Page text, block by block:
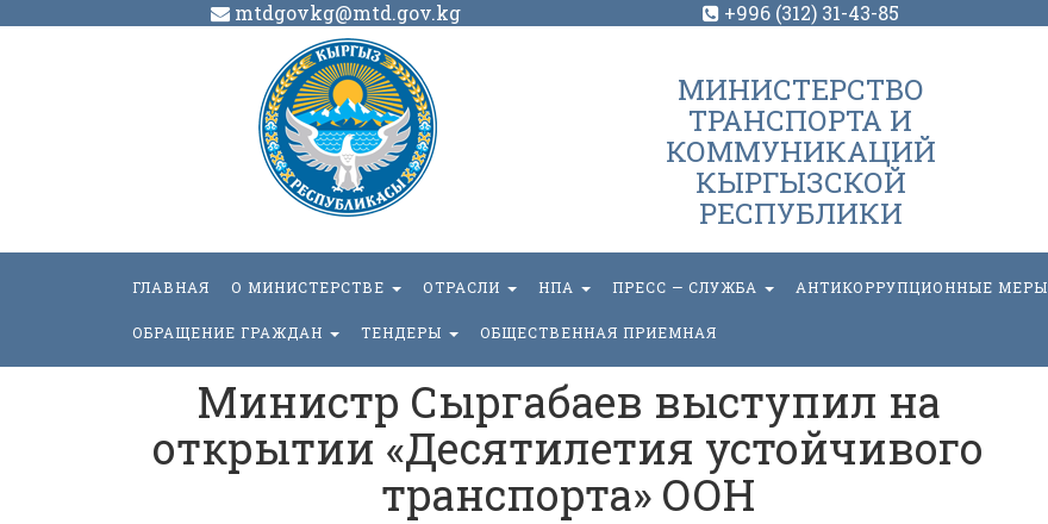
mtdgovkg@mtd.gov.kg +996 (312) 31-43-85
МИНИСТЕРСТВО
ТРАНСПОРТА И
КОММУНИКАЦИЙ
КЫРГЫЗСКОЙ
РЕСПУБЛИКИ
ГЛАВНАЯ О МИНИСТЕРСТВЕ ОТРАСЛИ НПА ПРЕСС — СЛУЖБА АНТИКОРРУПЦИОННЫЕ МЕРЫ
ОБРАЩЕНИЕ ГРАЖДАН ТЕНДЕРЫ ОБЩЕСТВЕННАЯ ПРИЕМНАЯ
Министр Сыргабаев выступил на
открытии «Десятилетия устойчивого
транспорта» ООН